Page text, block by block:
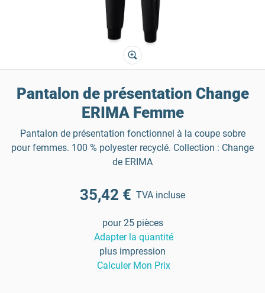
Pantalon de présentation Change
ERIMA Femme
Pantalon de présentation fonctionnel à la coupe sobre
pour femmes. 100 % polyester recyclé. Collection : Change
de ERIMA
35,42 € TVA incluse
pour 25 pièces
Adapter la quantité
plus impression
Calculer Mon Prix